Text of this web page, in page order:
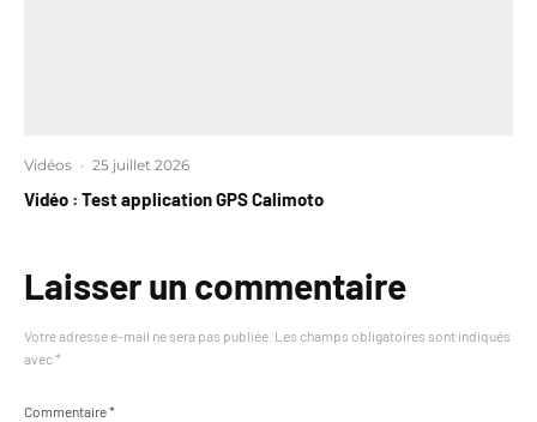
Vidéos · 25 juillet 2026
Vidéo : Test application GPS Calimoto
Laisser un commentaire
Votre adresse e-mail ne sera pas publiée. Les champs obligatoires sont indiqués
avec *
Commentaire*